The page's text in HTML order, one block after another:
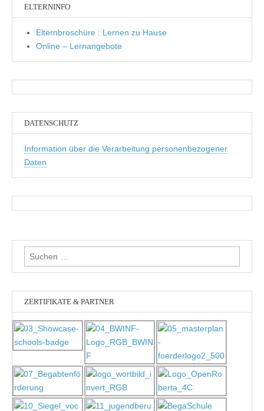
ELTERNINFO
Elternbroschüre : Lernen zu Hause
Online – Lernangebote
DATENSCHUTZ
Information über die Verarbeitung personenbezogener
Daten
Suchen
nach:
ZERTIFIKATE & PARTNER